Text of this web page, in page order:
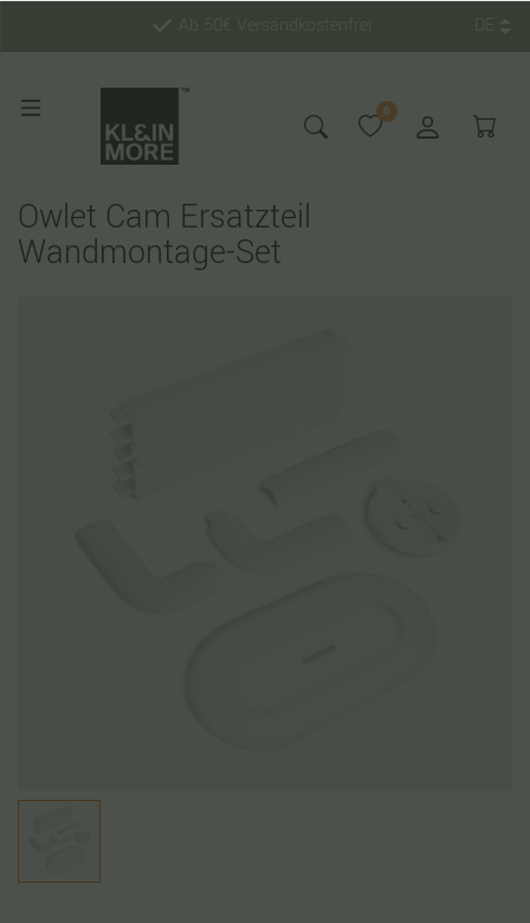
0
Owlet Cam Ersatzteil
Wandmontage-Set